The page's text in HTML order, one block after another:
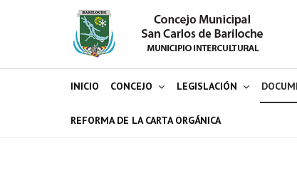
INICIO CONCEJO LEGISLACIÓN
REFORMA DE LA CARTA ORGÁNICA